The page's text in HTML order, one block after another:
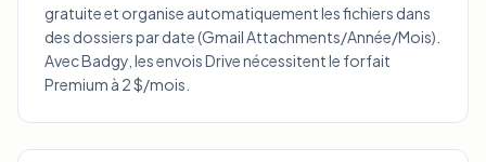
gratuite et organise automatiquement les fichiers dans
des dossiers par date (Gmail Attachments/Année/Mois).
Avec Badgy, les envois Drive nécessitent le forfait
Premium à 2 $/mois.